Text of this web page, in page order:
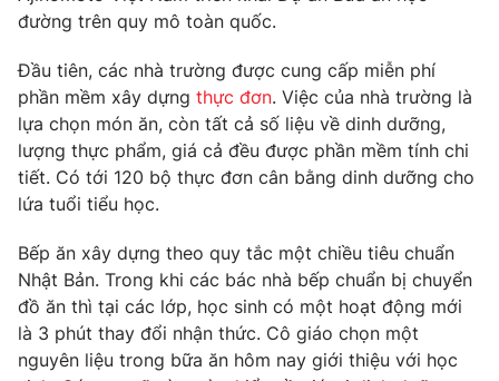
VTV Sức khoẻ Bất động sản
Thị trường 24h Tấm lòng Việt
VTV4 Vươn mình bằng AI
VTV9 VTV8
Liên hệ tòa soạn English
đường trên quy mô toàn quốc.
Đầu tiên, các nhà trường được cung cấp miễn phí
phần mềm xây dựng thực đơn. Việc của nhà trường là
lựa chọn món ăn, còn tất cả số liệu về dinh dưỡng,
lượng thực phẩm, giá cả đều được phần mềm tính chi
tiết. Có tới 120 bộ thực đơn cân bằng dinh dưỡng cho
lứa tuổi tiểu học.
Bếp ăn xây dựng theo quy tắc một chiều tiêu chuẩn
Nhật Bản. Trong khi các bác nhà bếp chuẩn bị chuyển
đồ ăn thì tại các lớp, học sinh có một hoạt động mới
là 3 phút thay đổi nhận thức. Cô giáo chọn một
nguyên liệu trong bữa ăn hôm nay giới thiệu với học